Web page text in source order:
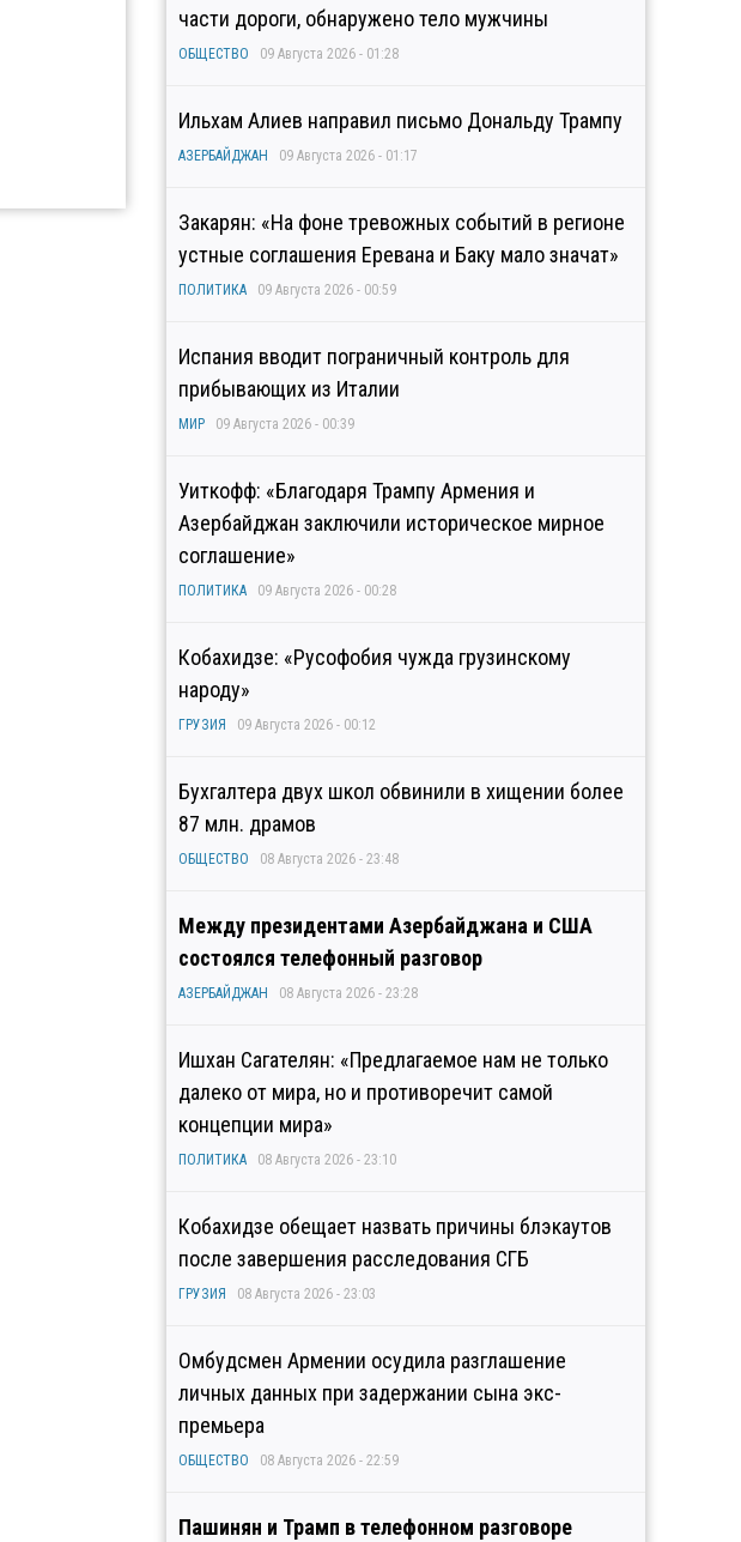
части дороги, обнаружено тело мужчины
ОБЩЕСТВО 09 Августа 2026 - 01:28
Ильхам Алиев направил письмо Дональду Трампу
АЗЕРБАЙДЖАН 09 Августа 2026 - 01:17
Закарян: «На фоне тревожных событий в регионе
устные соглашения Еревана и Баку мало значат»
ПОЛИТИКА 09 Августа 2026 - 00:59
Испания вводит пограничный контроль для
прибывающих из Италии
МИР 09 Августа 2026 - 00:39
Уиткофф: «Благодаря Трампу Армения и
Азербайджан заключили историческое мирное
соглашение»
ПОЛИТИКА 09 Августа 2026 - 00:28
Кобахидзе: «Русофобия чужда грузинскому
народу»
ГРУЗИЯ 09 Августа 2026 - 00:12
Бухгалтера двух школ обвинили в хищении более
87 млн. драмов
ОБЩЕСТВО 08 Августа 2026 - 23:48
Между президентами Азербайджана и США
состоялся телефонный разговор
АЗЕРБАЙДЖАН 08 Августа 2026 - 23:28
Ишхан Сагателян: «Предлагаемое нам не только
далеко от мира, но и противоречит самой
концепции мира»
ПОЛИТИКА 08 Августа 2026 - 23:10
Кобахидзе обещает назвать причины блэкаутов
после завершения расследования СГБ
ГРУЗИЯ 08 Августа 2026 - 23:03
Омбудсмен Армении осудила разглашение
личных данных при задержании сына экс-
премьера
ОБЩЕСТВО 08 Августа 2026 - 22:59
Пашинян и Трамп в телефонном разговоре